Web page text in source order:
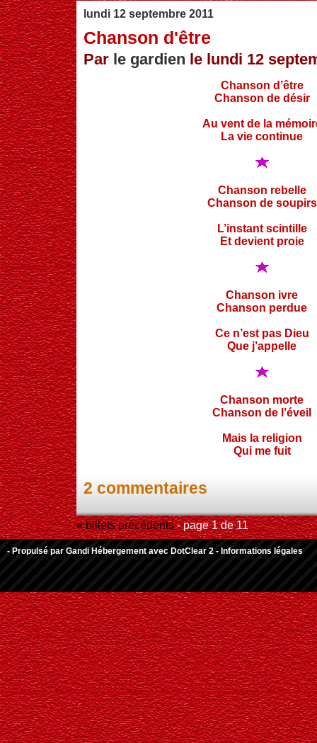
lundi 12 septembre 2011
Chanson d'être
Par le gardien le lundi 12
Chanson d’être
Chanson de désir
Au vent de la
La vie continue
Chanson rebelle
Chanson de soupirs
L’instant scintille
Et devient proie
Chanson ivre
Chanson perdue
Ce n’est pas Dieu
Que j’appelle
Chanson morte
Chanson de l’éveil
Mais la religion
Qui me fuit
2 commentaires
« billets précédents- page 1 de 11
- Propulsé par Gandi Hébergement avec DotClear 2 - Informations légales